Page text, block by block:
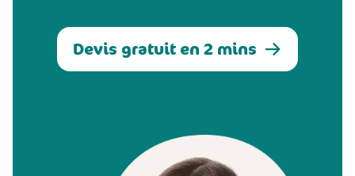
Devis gratuit en 2 mins